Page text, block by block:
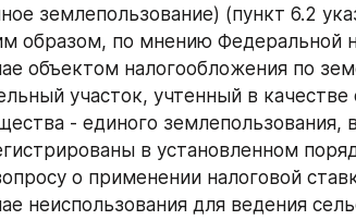
землепользование) (пункт 6.2
образом, по мнению Федеральной
объектом налогообложения по
участок, учтенный в
- единого землепользования,
в установленном
о применении налоговой
неиспользования для ведения